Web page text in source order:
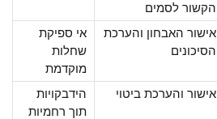
הקשור לסמים
אי ספיקת
שחלות
מוקדמת
אישור האבחון והערכת
הסיכונים
הידבקויות
תוך רחמיות
אישור והערכת ביטוי